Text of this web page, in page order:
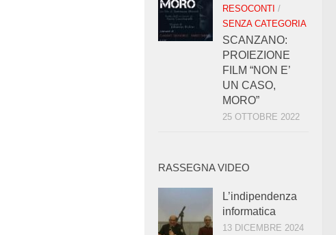
RESOCONTI /
SENZA CATEGORIA
SCANZANO:
PROIEZIONE
FILM “NON E’
UN CASO,
MORO”
25 OTTOBRE 2022
RASSEGNA VIDEO
L’indipendenza
informatica
13 DICEMBRE 2024